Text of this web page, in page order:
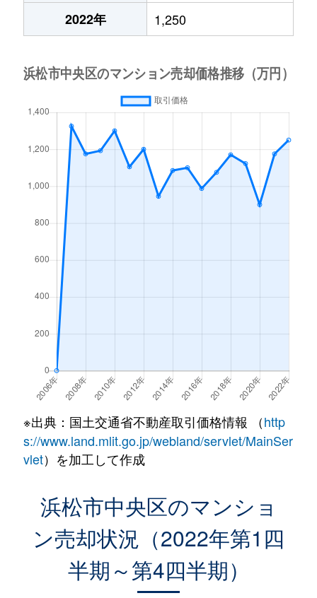
2022年
1,250
※出典：国土交通省不動産取引価格情報 （http
s://www.land.mlit.go.jp/webland/servlet/MainSer
vlet）を加工して作成
浜松市中央区のマンショ
ン売却状況（2022年第1四
半期～第4四半期）